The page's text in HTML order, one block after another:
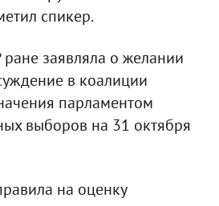
спикер.
заявляла о желании
в коалиции
парламентом
выборов на 31 октября
на оценку